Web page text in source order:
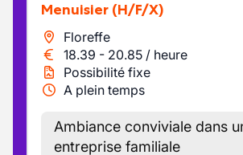
Menuisier (H/F/X)
Floreffe
18.39 - 20.85 / heure
Possibilité fixe
A plein temps
Ambiance conviviale dans
entreprise familiale